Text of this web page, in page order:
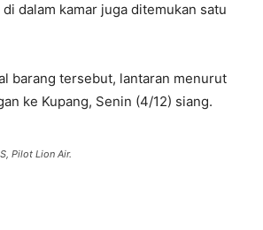
dalam kamar juga ditemukan satu
barang tersebut, lantaran menurut
ke Kupang, Senin (4/12) siang.
Pilot Lion Air.